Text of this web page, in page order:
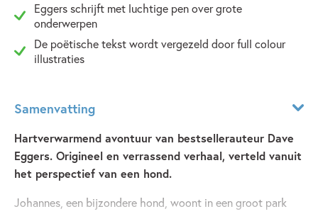
Eggers schrijft met luchtige pen over grote
onderwerpen
De poëtische tekst wordt vergezeld door full colour
illustraties
Samenvatting
Hartverwarmend avontuur van bestsellerauteur Dave
Eggers. Origineel en verrassend verhaal, verteld vanuit
het perspectief van een hond.
Johannes, een bijzondere hond, woont in een groot park